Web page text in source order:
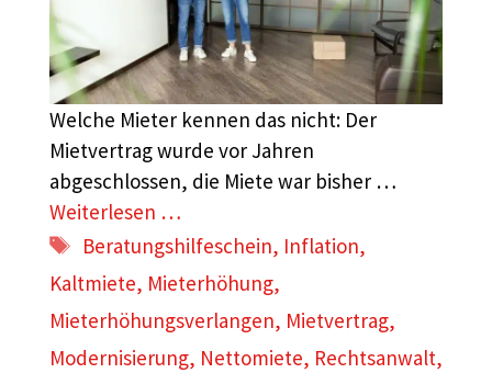
Welche Mieter kennen das nicht: Der
Mietvertrag wurde vor Jahren
abgeschlossen, die Miete war bisher …
Weiterlesen …
Schlagwörter
Beratungshilfeschein, Inflation,
Kaltmiete, Mieterhöhung,
Mieterhöhungsverlangen, Mietvertrag,
Modernisierung, Nettomiete, Rechtsanwalt,